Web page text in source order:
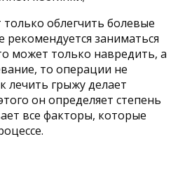
облегчить болевые
заниматься
может только навредить, а
то операции не
лечить грыжу делает
он определяет степень
все факторы, которые